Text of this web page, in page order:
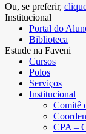
Ou, se preferir,
Institucional
Portal do
Biblioteca
Estude na Faveni
Cursos
Polos
Serviços
Institucional
Comitê
CPA –